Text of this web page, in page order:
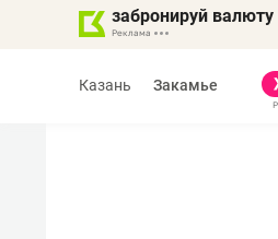
забронируй валюту
Казань Закамье